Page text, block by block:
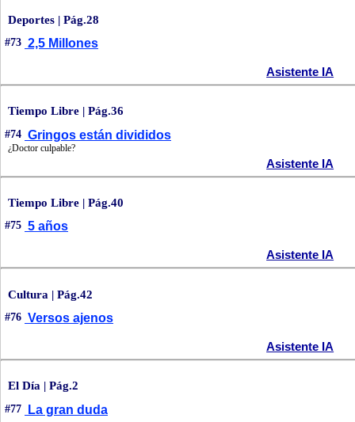
Deportes | Pág.28
#73 2,5 Millones
Asistente IA
Tiempo Libre | Pág.36
#74 Gringos están divididos
¿Doctor culpable?
Asistente IA
Tiempo Libre | Pág.40
#75 5 años
Asistente IA
Cultura | Pág.42
#76 Versos ajenos
Asistente IA
El Día | Pág.2
#77 La gran duda